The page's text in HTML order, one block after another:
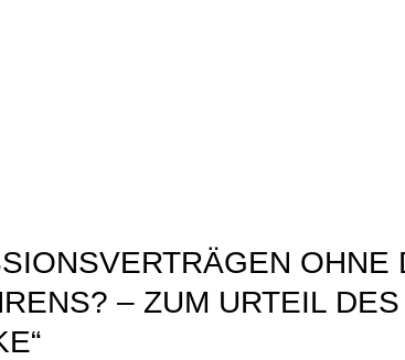
OHNE
– ZUM URTEIL